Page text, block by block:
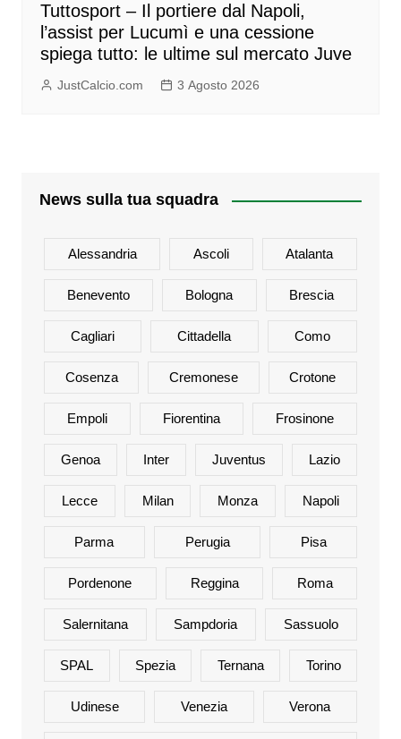
Tuttosport – Il portiere dal Napoli,
l’assist per Lucumì e una cessione
spiega tutto: le ultime sul mercato Juve
JustCalcio.com 3 Agosto 2026
News sulla tua squadra
Alessandria Ascoli Atalanta
Benevento Bologna Brescia
Cagliari Cittadella Como
Cosenza Cremonese Crotone
Empoli Fiorentina Frosinone
Genoa Inter Juventus Lazio
Lecce Milan Monza Napoli
Parma Perugia Pisa
Pordenone Reggina Roma
Salernitana Sampdoria Sassuolo
SPAL Spezia Ternana Torino
Udinese Venezia Verona